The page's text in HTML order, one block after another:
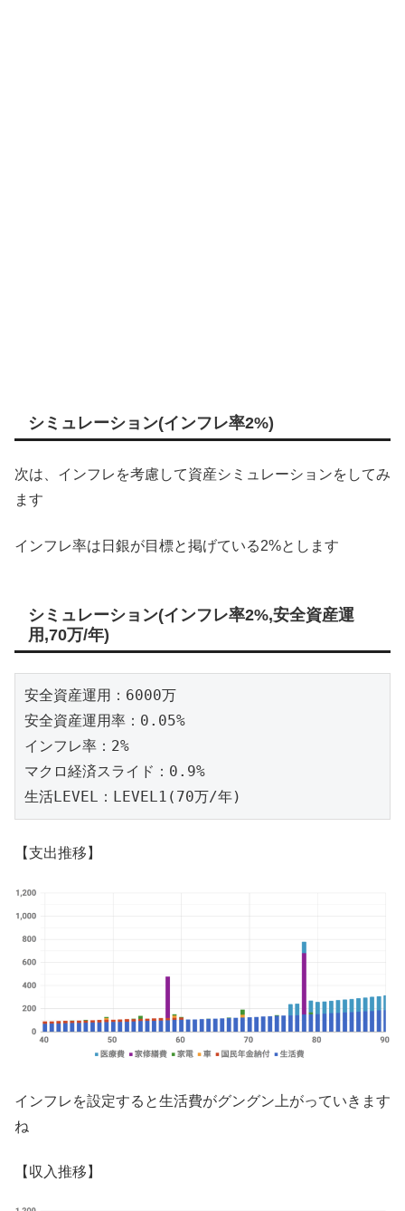
シミュレーション(インフレ率2%)
次は、インフレを考慮して資産シミュレーションをしてみ
ます
インフレ率は日銀が目標と掲げている2%とします
シミュレーション(インフレ率2%,安全資産運
用,70万/年)
安全資産運用：6000万
安全資産運用率：0.05%
インフレ率：2%
マクロ経済スライド：0.9%
生活LEVEL：LEVEL1(70万/年)
【支出推移】
インフレを設定すると生活費がグングン上がっていきます
ね
【収入推移】